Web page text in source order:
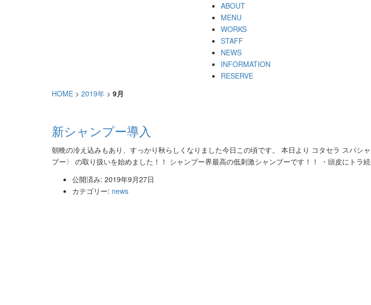
ABOUT
MENU
WORKS
STAFF
NEWS
INFORMATION
RESERVE
HOME > 2019年 > 9月
新シャンプー導入
朝晩の冷え込みもあり、すっかり秋らしくなりました今日この頃です。 本日より コタセラ スパシ
プー〉 の取り扱いを始めました！！ シャンプー界最高の低刺激シャンプーです！！ ・頭皮にトラ
公開済み: 2019年9月27日
カテゴリー: news